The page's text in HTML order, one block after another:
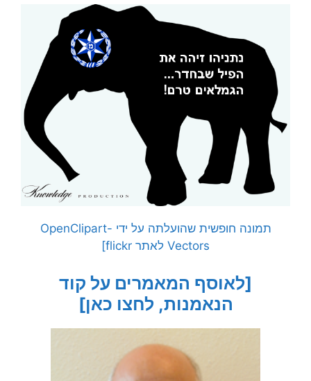
תמונה חופשית שהועלתה על ידי OpenClipart-
Vectors לאתר flickr]
[לאוסף המאמרים על קוד
הנאמנות, לחצו כאן]